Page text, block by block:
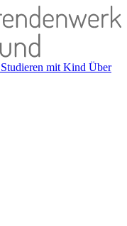
Studieren mit Kind Über